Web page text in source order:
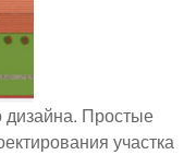
Простые
участка